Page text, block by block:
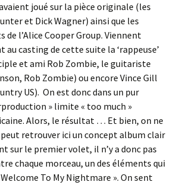
joué sur la pièce originale (les
et Dick Wagner) ainsi que les
de l’Alice Cooper Group. Viennent
au casting de cette suite la ‘rappeuse’
et ami Rob Zombie, le guitariste
Rob Zombie) ou encore Vince Gill
US). On est donc dans un pur
» limite « too much »
Alors, le résultat … Et bien, on ne
peut retrouver ici un concept album clair
sur le premier volet, il n’y a donc pas
chaque morceau, un des éléments qui
To My Nightmare ». On sent